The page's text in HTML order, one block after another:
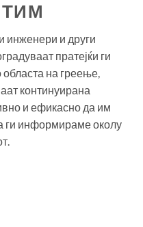
инженери и други
пратејќи ги
областа на греење,
континуирана
и ефикасно да им
ги информираме околу